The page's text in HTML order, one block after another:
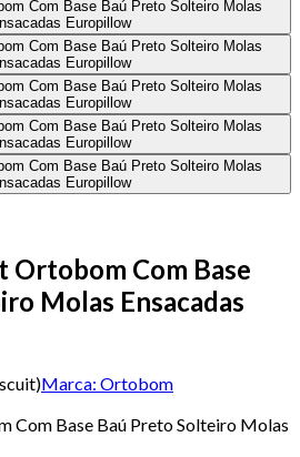
Ortobom Com Base
Molas Ensacadas
)Marca: Ortobom
Com Base Baú Preto Solteiro Molas